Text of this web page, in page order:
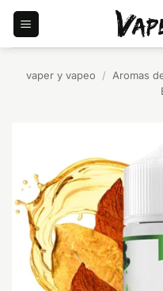
Saltar
contenido
vaper y vapeo / Aromas